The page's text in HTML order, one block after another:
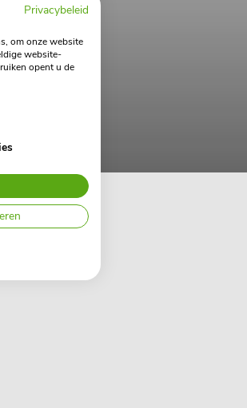
is
Privacybeleid
om onze website
website-
opent u de